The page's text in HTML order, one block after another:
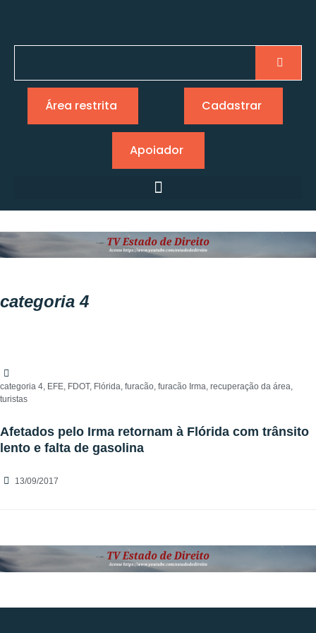
Área restrita Cadastrar
Apoiador
categoria 4
categoria 4, EFE, FDOT, Flórida, furacão, furacão Irma, recuperação da área,
turistas
Afetados pelo Irma retornam à Flórida com trânsito
lento e falta de gasolina
13/09/2017